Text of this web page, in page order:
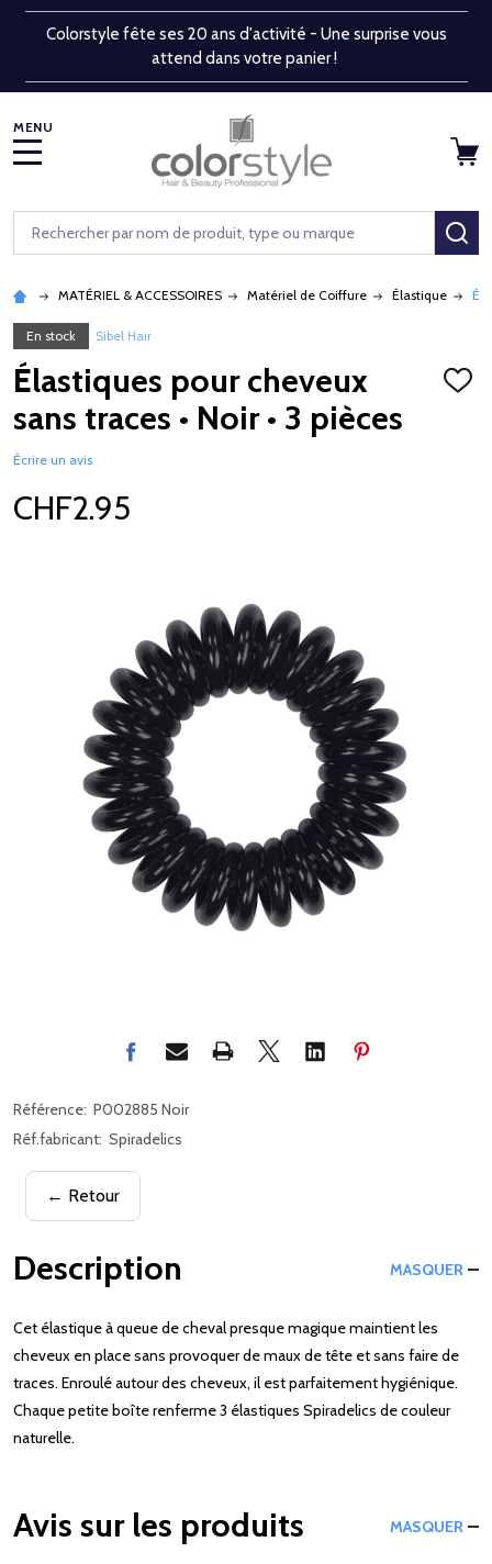
Colorstyle fête ses 20 ans d'activité - Une surprise vous
attend dans votre panier !
Rechercher
MATÉRIEL & ACCESSOIRES Matériel de Coiffure Élastique
En stock Sibel Hair
Élastiques pour cheveux
sans traces • Noir • 3 pièces
Écrire un avis
CHF2.95
Référence: P002885 Noir
Réf.fabricant: Spiradelics
← Retour
Description MASQUER
Cet élastique à queue de cheval presque magique maintient les
cheveux en place sans provoquer de maux de tête et sans faire de
traces. Enroulé autour des cheveux, il est parfaitement hygiénique.
Chaque petite boîte renferme 3 élastiques Spiradelics de couleur
naturelle.
Avis sur les produits MASQUER